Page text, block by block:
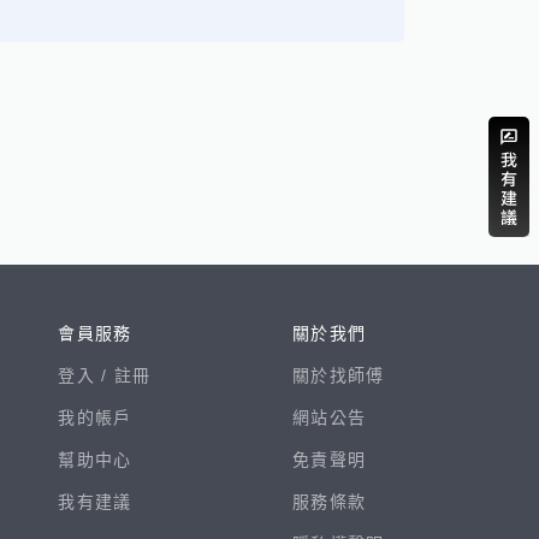
會員服務
登入 / 註冊
我的帳戶
幫助中心
我有建議
關於我們
關於找師傅
網站公告
免責聲明
服務條款